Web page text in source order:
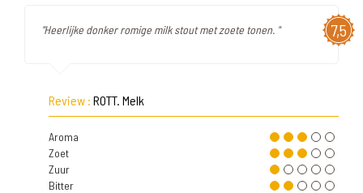
7,5
"Heerlijke donker romige milk stout met zoete tonen. "
Review : ROTT. Melk
Aroma
Zoet
Zuur
Bitter